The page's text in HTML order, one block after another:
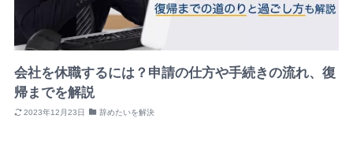
会社を休職するには？申請の仕方や手続きの流れ、復
帰までを解説
2023年12月23日 辞めたいを解決